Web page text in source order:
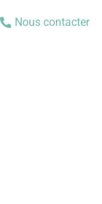
Nous contacter